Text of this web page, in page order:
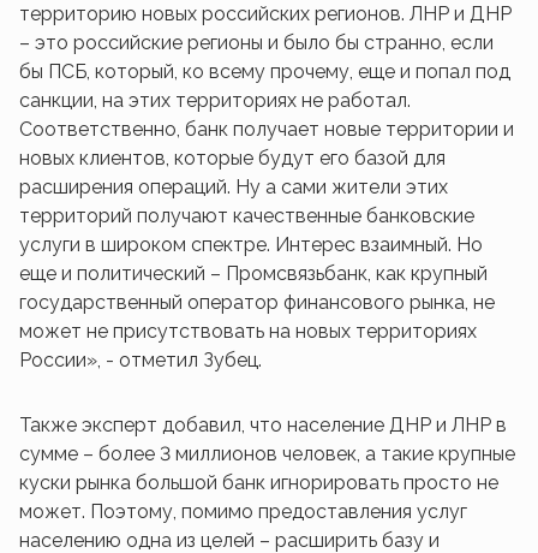
территорию новых российских регионов. ЛНР и ДНР
– это российские регионы и было бы странно, если
бы ПСБ, который, ко всему прочему, еще и попал под
санкции, на этих территориях не работал.
Соответственно, банк получает новые территории и
новых клиентов, которые будут его базой для
расширения операций. Ну а сами жители этих
территорий получают качественные банковские
услуги в широком спектре. Интерес взаимный. Но
еще и политический – Промсвязьбанк, как крупный
государственный оператор финансового рынка, не
может не присутствовать на новых территориях
России», - отметил Зубец.
Также эксперт добавил, что население ДНР и ЛНР в
сумме – более 3 миллионов человек, а такие крупные
куски рынка большой банк игнорировать просто не
может. Поэтому, помимо предоставления услуг
населению одна из целей – расширить базу и